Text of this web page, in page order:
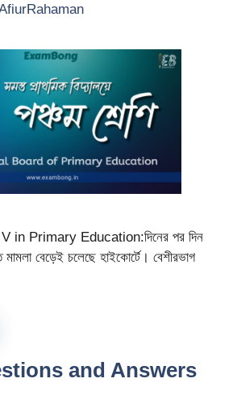
in Primary Education:দিনের পর দিন
মামলা বেড়েই চলেছে হাইকোর্টে। বেশীরভাগ
and Answers